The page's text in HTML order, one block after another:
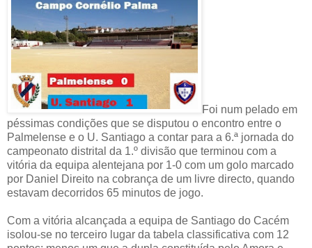
Foi num pelado em
péssimas condições que se disputou o encontro entre o
Palmelense e o U. Santiago a contar para a 6.ª jornada do
campeonato distrital da 1.º divisão que terminou com a
vitória da equipa alentejana por 1-0 com um golo marcado
por Daniel Direito na cobrança de um livre directo, quando
estavam decorridos 65 minutos de jogo.
Com a vitória alcançada a equipa de Santiago do Cacém
isolou-se no terceiro lugar da tabela classificativa com 12